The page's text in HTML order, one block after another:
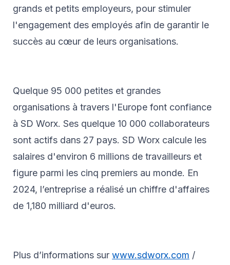
grands et petits employeurs, pour stimuler
l'engagement des employés afin de garantir le
succès au cœur de leurs organisations.
Quelque 95 000 petites et grandes
organisations à travers l'Europe font confiance
à SD Worx. Ses quelque 10 000 collaborateurs
sont actifs dans 27 pays. SD Worx calcule les
salaires d'environ 6 millions de travailleurs et
figure parmi les cinq premiers au monde. En
2024, l’entreprise a réalisé un chiffre d'affaires
de 1,180 milliard d'euros.
Plus d’informations sur www.sdworx.com /